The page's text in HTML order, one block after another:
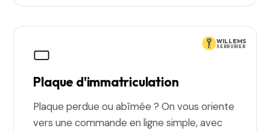
WILLEMS
SERRURIER
Plaque d'immatriculation
Plaque perdue ou abîmée ? On vous oriente
vers une commande en ligne simple, avec